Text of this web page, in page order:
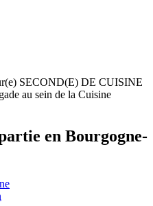
SECOND(E) DE CUISINE
au sein de la Cuisine
en Bourgogne-